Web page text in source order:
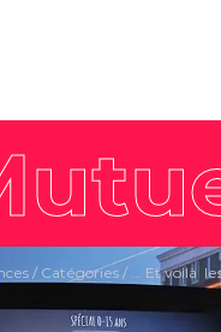
/ Catégories / ... Et voilà